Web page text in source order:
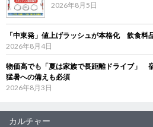
2026年8月5日
「中東発」値上げラッシュが本格化 飲食料
2026年8月4日
物価高でも「夏は家族で長距離ドライブ」
猛暑への備えも必須
2026年8月3日
カルチャー